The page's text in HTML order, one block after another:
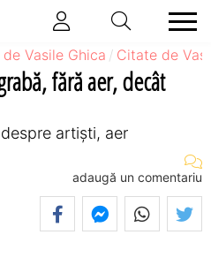
Vasile Ghica Citate de
fără aer, decât
artiști, aer
adaugă un comentariu